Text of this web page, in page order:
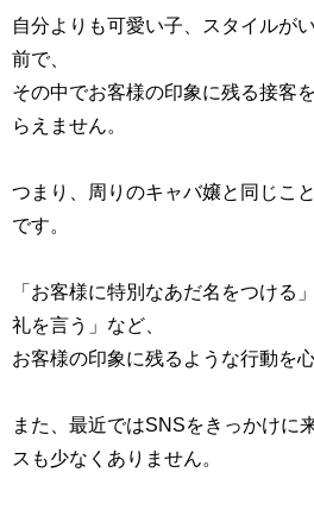
自分よりも可愛い子、スタイルが
前で、
その中でお客様の印象に残る接客
らえません。
つまり、周りのキャバ嬢と同じこ
です。
「お客様に特別なあだ名をつける
礼を言う」など、
お客様の印象に残るような行動を
また、最近ではSNSをきっかけに
スも少なくありません。